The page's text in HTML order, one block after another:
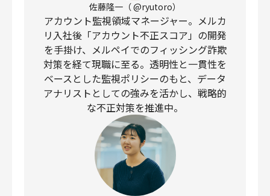
佐藤隆一（ @ryutoro）
アカウント監視領域マネージャー。メルカ
リ入社後「アカウント不正スコア」の開発
を手掛け、メルペイでのフィッシング詐欺
対策を経て現職に至る。透明性と一貫性を
ベースとした監視ポリシーのもと、データ
アナリストとしての強みを活かし、戦略的
な不正対策を推進中。